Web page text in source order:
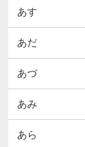
あす
あだ
あづ
あみ
あら